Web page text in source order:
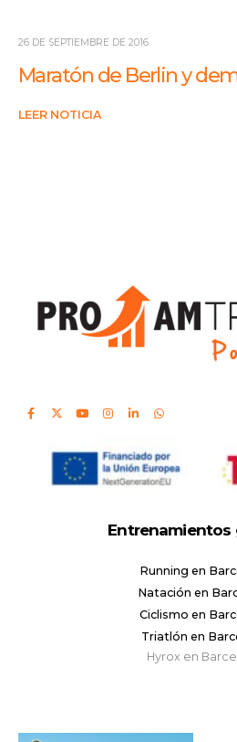
26 DE SEPTIEMBRE DE 2016
Maratón de Berlin y
LEER NOTICIA
Entrenamientos
Running en
Natación en
Ciclismo en
Triatlón en
Hyrox en